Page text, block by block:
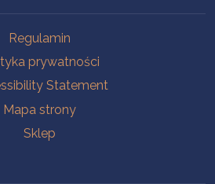
Regulamin
prywatności
Statement
Mapa strony
Sklep